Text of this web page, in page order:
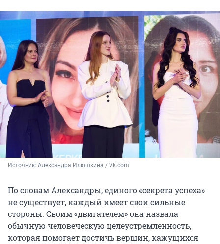
Источник: Александра Илюшкина / Vk.com
По словам Александры, единого «секрета успеха»
не существует, каждый имеет свои сильные
стороны. Своим «двигателем» она назвала
обычную человеческую целеустремленность,
которая помогает достичь вершин, кажущихся